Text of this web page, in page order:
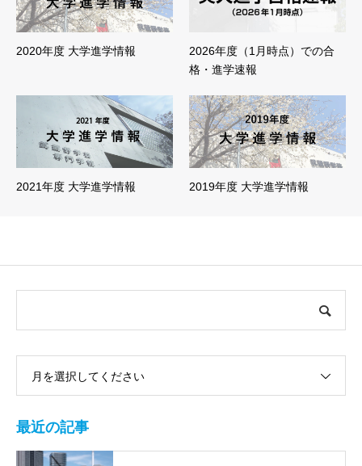
2020年度 大学進学情報
2026年度（1月時点）での合
格・進学速報
2021年度 大学進学情報 2019年度 大学進学情報
月を選択してください
最近の記事